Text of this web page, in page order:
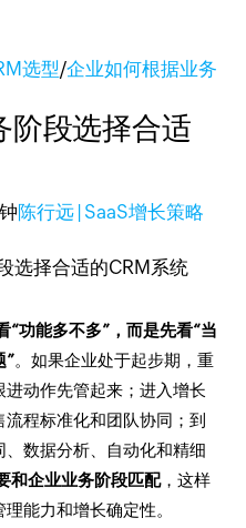
选型/企业如何根据业务
阶段选择合适
陈行远 | SaaS增长策略
“功能多不多”，而是先看“当
”。如果企业处于起步期，重
动作先管起来；进入增长
程标准化和团队协同；到
数据分析、自动化和精细
和企业业务阶段匹配，这样
能力和增长确定性。